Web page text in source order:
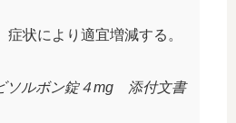
症状により適宜増減する。
ソルボン錠４mg 添付文書